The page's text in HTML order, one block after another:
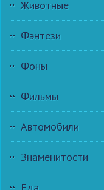
Животные
Фэнтези
Фоны
Фильмы
Автомобили
Знаменитости